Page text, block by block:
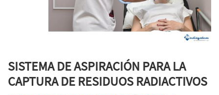
SISTEMA DE ASPIRACIÓN PARA LA
CAPTURA DE RESIDUOS RADIACTIVOS